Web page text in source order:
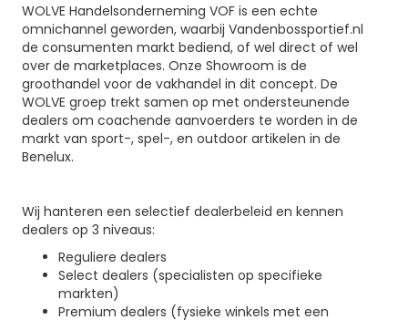
WOLVE Handelsonderneming VOF is een echte
omnichannel geworden, waarbij Vandenbossportief.nl
de consumenten markt bediend, of wel direct of wel
over de marketplaces. Onze Showroom is de
groothandel voor de vakhandel in dit concept. De
WOLVE groep trekt samen op met ondersteunende
dealers om coachende aanvoerders te worden in de
markt van sport-, spel-, en outdoor artikelen in de
Benelux.
Wij hanteren een selectief dealerbeleid en kennen
dealers op 3 niveaus:
Reguliere dealers
Select dealers (specialisten op specifieke
markten)
Premium dealers (fysieke winkels met een